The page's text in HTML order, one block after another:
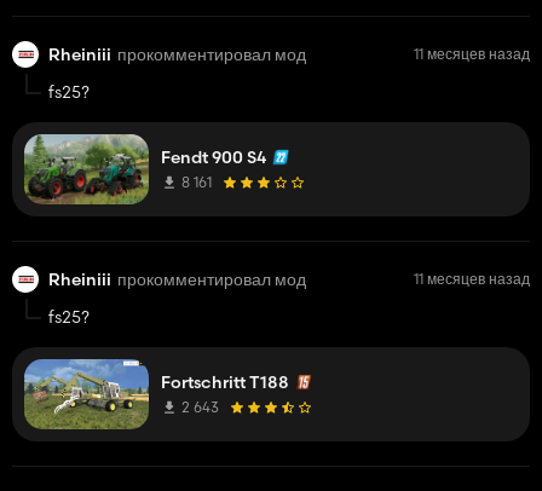
Rheiniii прокомментировал мод 11 месяцев назад
fs25?
Fendt 900 S4
8 161
Rheiniii прокомментировал мод 11 месяцев назад
fs25?
Fortschritt T188
2 643